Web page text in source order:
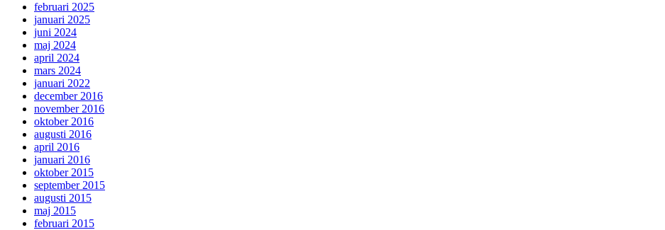
februari 2025
januari 2025
juni 2024
maj 2024
april 2024
mars 2024
januari 2022
december 2016
november 2016
oktober 2016
augusti 2016
april 2016
januari 2016
oktober 2015
september 2015
augusti 2015
maj 2015
februari 2015